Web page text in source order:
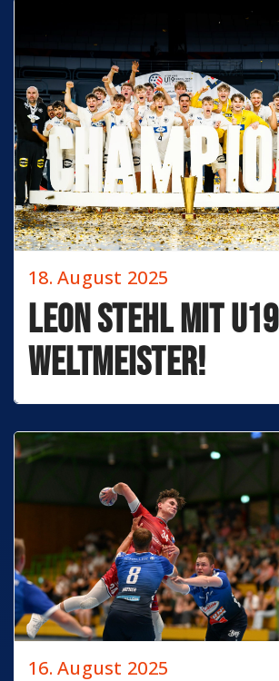
Leon Stehl mit U19
Weltmeister!
18. August 2025
16. August 2025